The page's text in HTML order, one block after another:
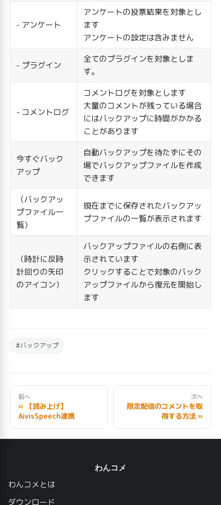
- アンケート
アンケートの投票結果を対象とし
ます
アンケートの設定は含みません
- プラグイン
全てのプラグインを対象としま
す。
- コメントログ
コメントログを対象とします
大量のコメントが残っている場合
にはバックアップに時間がかかる
ことがあります
今すぐバック
アップ
自動バックアップを待たずにその
場でバックアップファイルを作成
できます
（バックアッ
プファイル一
覧）
現在までに保存されたバックアッ
プファイルの一覧が表示されます
（時計に反時
計回りの矢印
のアイコン）
バックアップファイルの右側に表
示されています
クリックすることで対象のバック
アップファイルから復元を開始し
ます
#バックアップ
前へ
« 【読み上げ】
AivisSpeech連携
次へ
限定配信のコメントを取
得する方法 »
わんコメ
わんコメとは
ダウンロード